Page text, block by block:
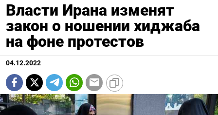
Власти Ирана изменят
закон о ношении хиджаба
на фоне протестов
04.12.2022